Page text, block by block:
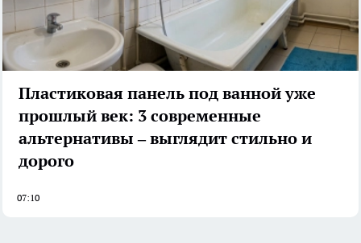
Пластиковая панель под ванной уже
прошлый век: 3 современные
альтернативы – выглядит стильно и
дорого
07:10